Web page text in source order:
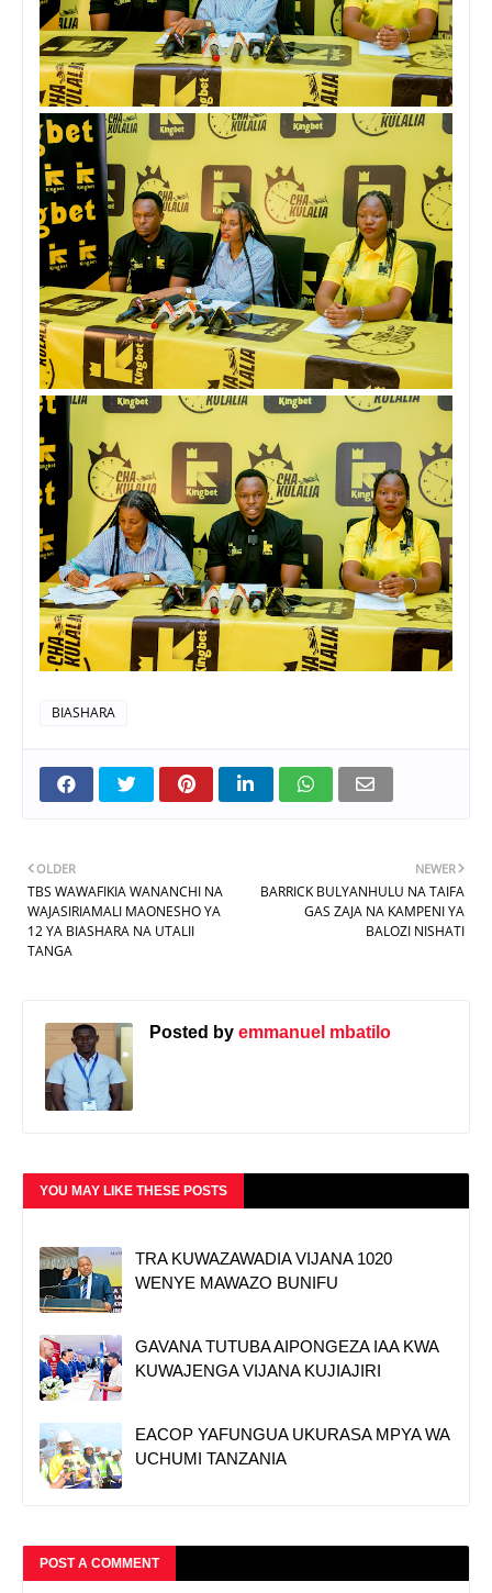
BIASHARA
NEWER
BARRICK BULYANHULU NA TAIFA
GAS ZAJA NA KAMPENI YA
BALOZI NISHATI
OLDER
TBS WAWAFIKIA WANANCHI NA
WAJASIRIAMALI MAONESHO YA
12 YA BIASHARA NA UTALII
TANGA
Posted by emmanuel mbatilo
YOU MAY LIKE THESE POSTS
TRA KUWAZAWADIA VIJANA 1020
WENYE MAWAZO BUNIFU
GAVANA TUTUBA AIPONGEZA IAA KWA
KUWAJENGA VIJANA KUJIAJIRI
EACOP YAFUNGUA UKURASA MPYA WA
UCHUMI TANZANIA
POST A COMMENT